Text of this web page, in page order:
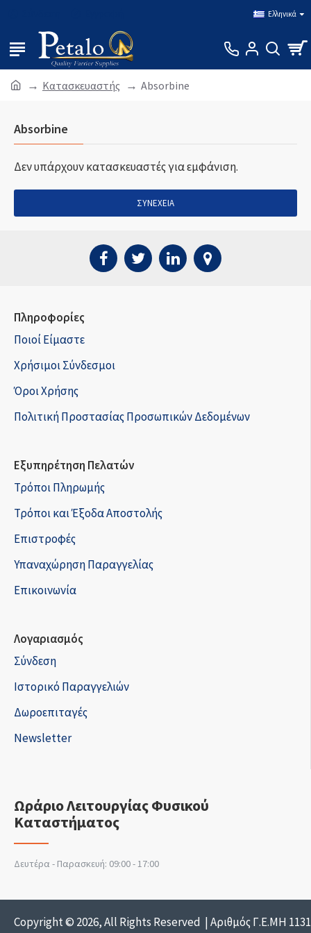
Ελληνικά
Κατασκευαστής Absorbine
Absorbine
Δεν υπάρχουν κατασκευαστές για εμφάνιση.
ΣΥΝΈΧΕΙΑ
Πληροφορίες
Ποιοί Είμαστε
Χρήσιμοι Σύνδεσμοι
Όροι Χρήσης
Πολιτική Προστασίας Προσωπικών Δεδομένων
Εξυπηρέτηση Πελατών
Τρόποι Πληρωμής
Τρόποι και Έξοδα Αποστολής
Επιστροφές
Υπαναχώρηση Παραγγελίας
Επικοινωνία
Λογαριασμός
Σύνδεση
Ιστορικό Παραγγελιών
Δωροεπιταγές
Newsletter
Ωράριο Λειτουργίας Φυσικού
Καταστήματος
Δευτέρα - Παρασκευή: 09:00 - 17:00
Copyright © 2026, All Rights Reserved | Αριθμός Γ.Ε.ΜΗ